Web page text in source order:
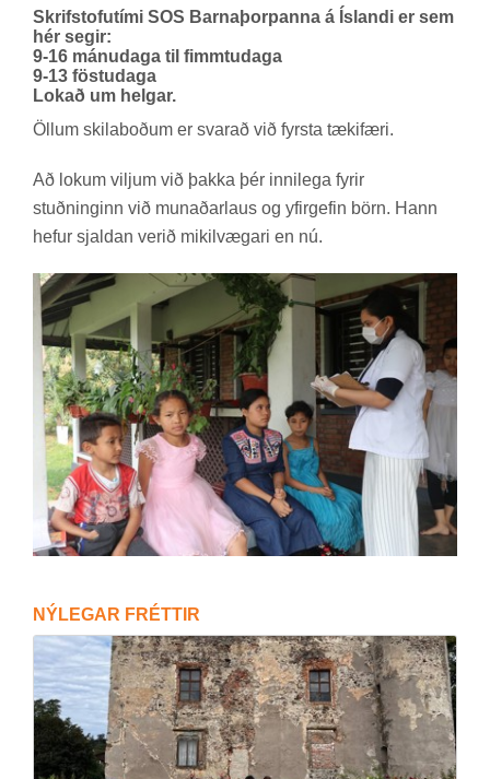
Skrifstofutími SOS Barnaþorpanna á Íslandi er sem
hér segir:
9-16 mánudaga til fimmtudaga
9-13 föstudaga
Lokað um helgar.
Öll­um skila­boð­um er svar­að við fyrsta tæki­færi.
Að lok­um vilj­um við þakka þér inni­lega fyr­ir
stuðn­ing­inn við mun­að­ar­laus og yf­ir­gef­in börn. Hann
hef­ur sjald­an ver­ið mik­il­væg­ari en nú.
NÝ­LEG­AR FRÉTT­IR